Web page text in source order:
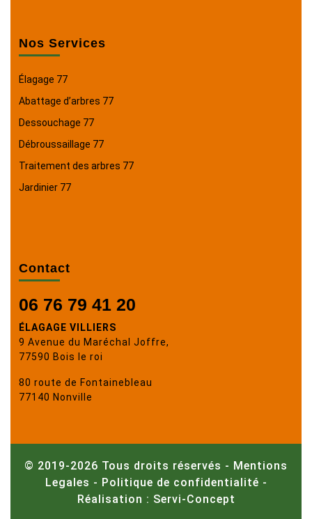
Nos Services
Élagage 77
Abattage d’arbres 77
Dessouchage 77
Débroussaillage 77
Traitement des arbres 77
Jardinier 77
Contact
06 76 79 41 20
ÉLAGAGE VILLIERS
9 Avenue du Maréchal Joffre,
77590 Bois le roi
80 route de Fontainebleau
77140 Nonville
© 2019-2026 Tous droits réservés - Mentions
Legales - Politique de confidentialité -
Réalisation : Servi-Concept